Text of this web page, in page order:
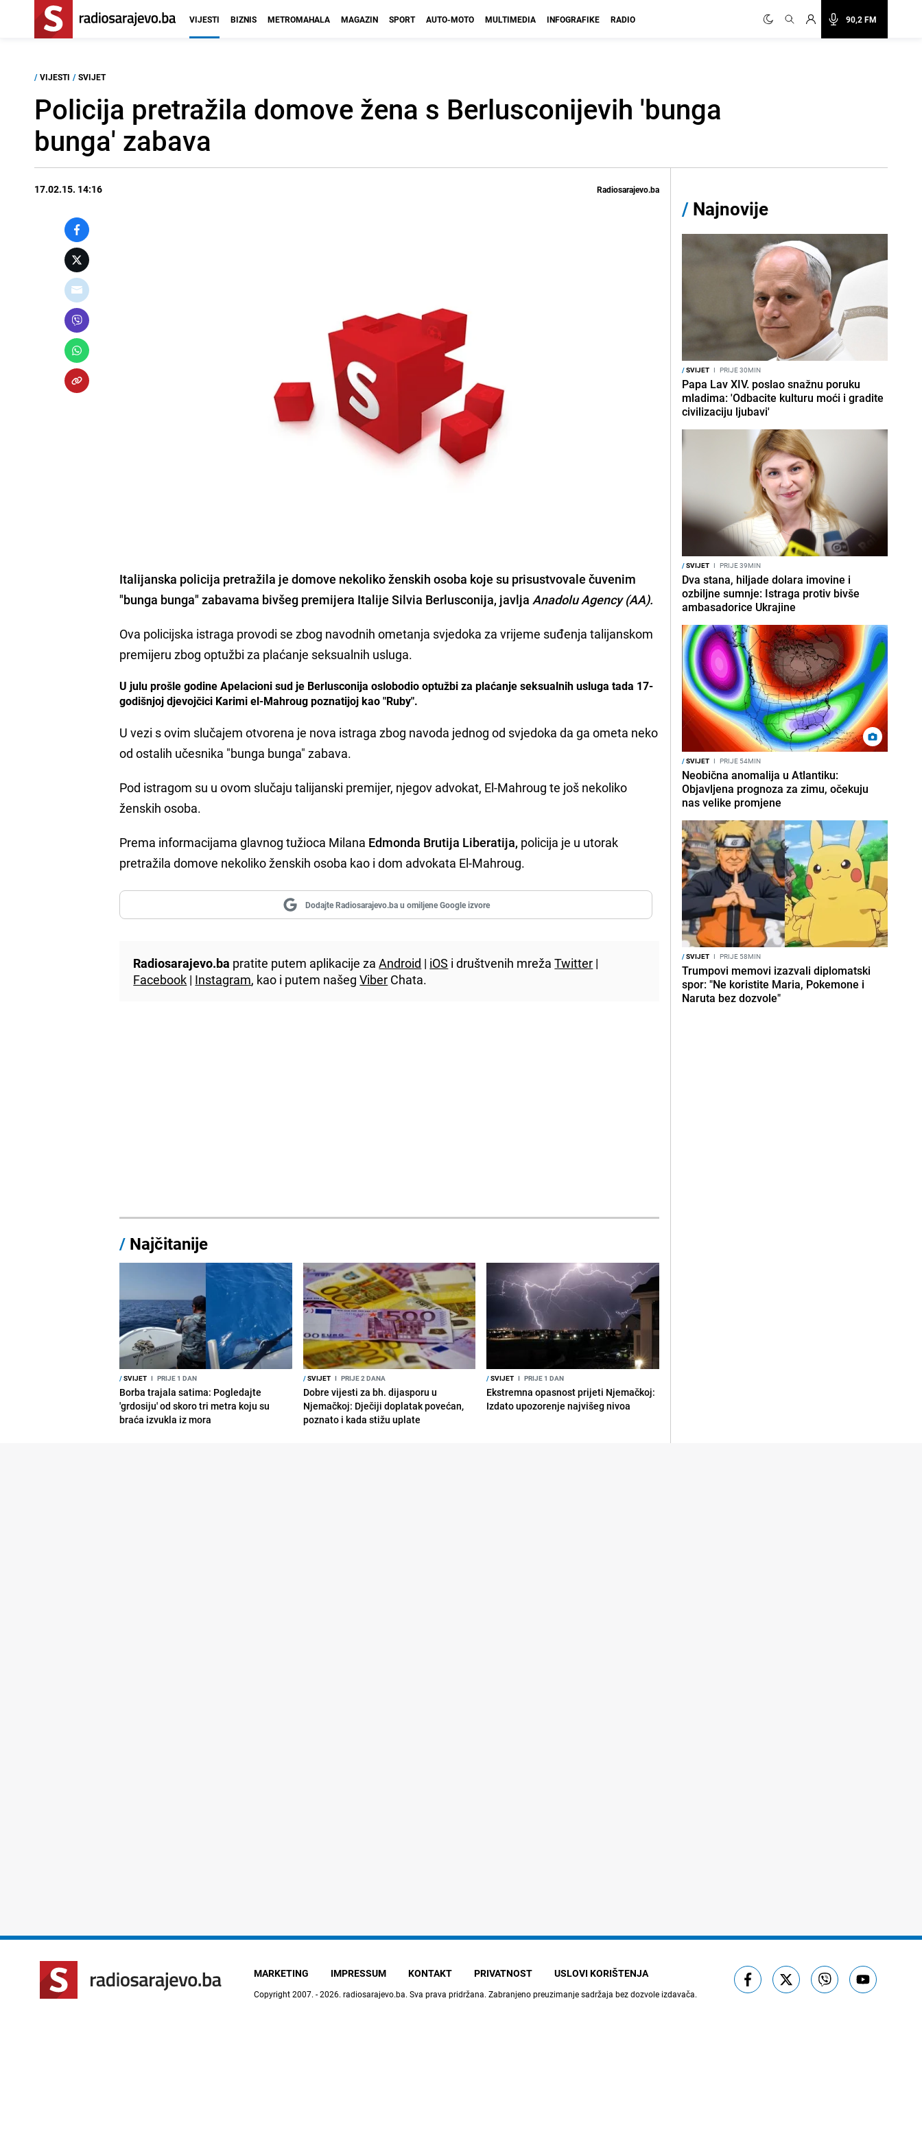
90,2 FM
VIJESTI BIZNIS METROMAHALA MAGAZIN SPORT AUTO-MOTO MULTIMEDIA INFOGRAFIKE RADIO
/ VIJESTI / SVIJET
Policija pretražila domove žena s Berlusconijevih 'bunga
bunga' zabava
17.02.15. 14:16 Radiosarajevo.ba
Italijanska policija pretražila je domove nekoliko ženskih osoba koje su prisustvovale čuvenim
"bunga bunga" zabavama bivšeg premijera ItalijeSilvia Berlusconija, javlja Anadolu Agency (AA).
Ova policijska istraga provodi se zbog navodnih ometanja svjedoka za vrijeme suđenja talijanskom
premijeru zbog optužbi za plaćanje seksualnih usluga.
U julu prošle godine Apelacioni sud je Berlusconija oslobodio optužbi za plaćanje seksualnih usluga tada 17-
godišnjoj djevojčici Karimi el-Mahroug poznatijoj kao "Ruby".
U vezi s ovim slučajem otvorena je nova istraga zbog navoda jednog od svjedoka da ga ometa neko
od ostalih učesnika "bunga bunga" zabava.
Pod istragom su u ovom slučaju talijanski premijer, njegov advokat, El-Mahroug te još nekoliko
ženskih osoba.
Prema informacijama glavnog tužioca Milana Edmonda Brutija Liberatija, policija je u utorak
pretražila domove nekoliko ženskih osoba kao i dom advokata El-Mahroug.
Dodajte Radiosarajevo.ba u omiljene Google izvore
Radiosarajevo.ba pratite putem aplikacije zaAndroid | iOS i društvenih mrežaTwitter |
Facebook | Instagram, kao i putem našegViber Chata.
/ Najčitanije
/SVIJET I PRIJE 1 DAN
Borba trajala satima: Pogledajte
'grdosiju' od skoro tri metra koju su
braća izvukla iz mora
/SVIJET I PRIJE 2 DANA
Dobre vijesti za bh. dijasporu u
Njemačkoj: Dječiji doplatak povećan,
poznato i kada stižu uplate
/SVIJET I PRIJE 1 DAN
Ekstremna opasnost prijeti Njemačkoj:
Izdato upozorenje najvišeg nivoa
/ Najnovije
/SVIJET I PRIJE 30MIN
Papa Lav XIV. poslao snažnu poruku
mladima: 'Odbacite kulturu moći i gradite
civilizaciju ljubavi'
/SVIJET I PRIJE 39MIN
Dva stana, hiljade dolara imovine i
ozbiljne sumnje: Istraga protiv bivše
ambasadorice Ukrajine
/SVIJET I PRIJE 54MIN
Neobična anomalija u Atlantiku:
Objavljena prognoza za zimu, očekuju
nas velike promjene
/SVIJET I PRIJE 58MIN
Trumpovi memovi izazvali diplomatski
spor: "Ne koristite Maria, Pokemone i
Naruta bez dozvole"
MARKETING IMPRESSUM KONTAKT PRIVATNOST USLOVI KORIŠTENJA
Copyright 2007. - 2026. radiosarajevo.ba. Sva prava pridržana. Zabranjeno preuzimanje sadržaja bez dozvole izdavača.